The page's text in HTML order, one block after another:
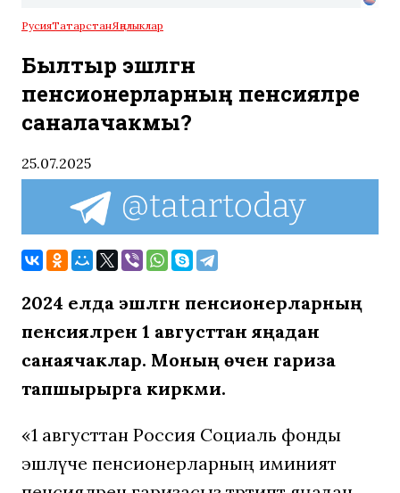
РусияТатарстанЯңалыклар
Былтыр эшләгән
пенсионерларның пенсияләре
саналачакмы?
25.07.2025
2024 елда эшләгән пенсионерларның
пенсияләрен 1 августтан яңадан
санаячаклар. Моның өчен гариза
тапшырырга кирәкми.
«1 августтан Россия Социаль фонды
эшләүче пенсионерларның иминият